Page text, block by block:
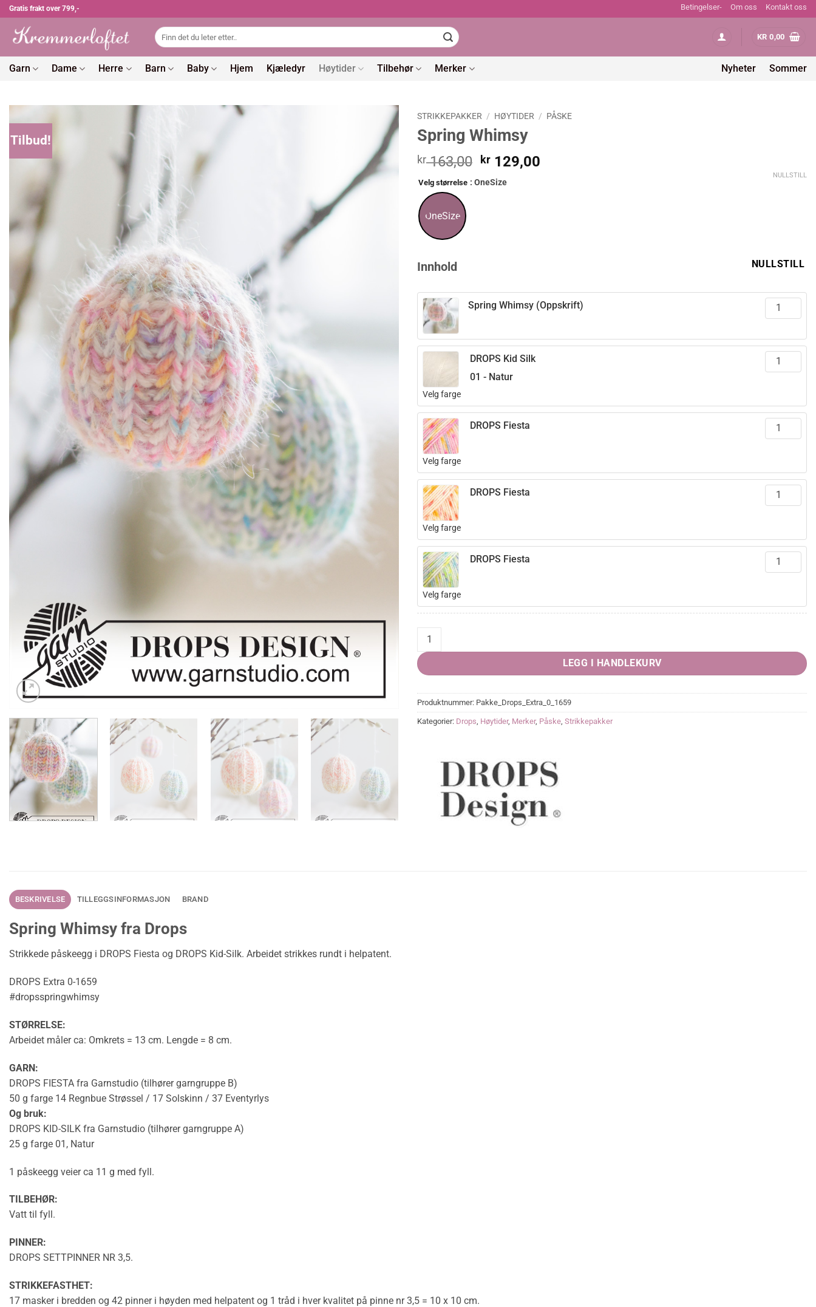
Skip
content
Gratis frakt over 799,- Betingelser- Om oss Kontakt oss
Søk
etter:
KR 0,00
Garn Dame Herre Barn Baby Hjem Kjæledyr Høytider Tilbehør Merker Nyheter Sommer
Tilbud!
STRIKKEPAKKER / HØYTIDER / PÅSKE
Spring Whimsy
kr163,00 Opprinnelig
pris
var:
kr 129,00
Velg størrelse : OneSize
OneSize
NULLSTILL
Innhold NULLSTILL
Spring Whimsy (Oppskrift)
Velg farge
DROPS Kid Silk
01 - Natur
Velg farge
DROPS Fiesta
Velg farge
DROPS Fiesta
Velg farge
DROPS Fiesta
Spring Whimsy quantity
LEGG I HANDLEKURV
Produktnummer: Pakke_Drops_Extra_0_1659
Kategorier: Drops Høytider, Merker, Påske Strikkepakker
BESKRIVELSE TILLEGGSINFORMASJON BRAND
Spring Whimsy fra Drops
Strikkede påskeegg i DROPS Fiesta og DROPS Kid-Silk. Arbeidet strikkes rundt i helpatent.
DROPS Extra 0-1659
#dropsspringwhimsy
STØRRELSE:
Arbeidet måler ca: Omkrets = 13 cm. Lengde = 8 cm.
GARN:
DROPS FIESTA fra Garnstudio (tilhører garngruppe B)
50 g farge 14 Regnbue Strøssel / 17 Solskinn / 37 Eventyrlys
Og bruk:
DROPS KID-SILK fra Garnstudio (tilhører garngruppe A)
25 g farge 01, Natur
1 påskeegg veier ca 11 g med fyll.
TILBEHØR:
Vatt til fyll.
PINNER:
DROPS SETTPINNER NR 3,5.
STRIKKEFASTHET:
17 masker i bredden og 42 pinner i høyden med helpatent og 1 tråd i hver kvalitet på pinne nr 3,5 = 10 x 10 cm.